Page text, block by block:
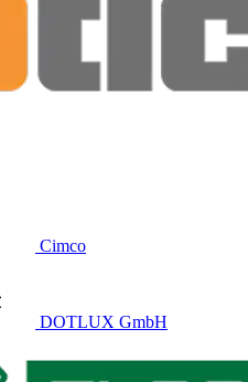
Cimco
DOTLUX GmbH